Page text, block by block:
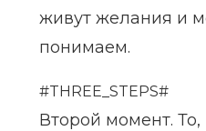
живут желания и
понимаем.
#THREE_STEPS#
Второй момент.